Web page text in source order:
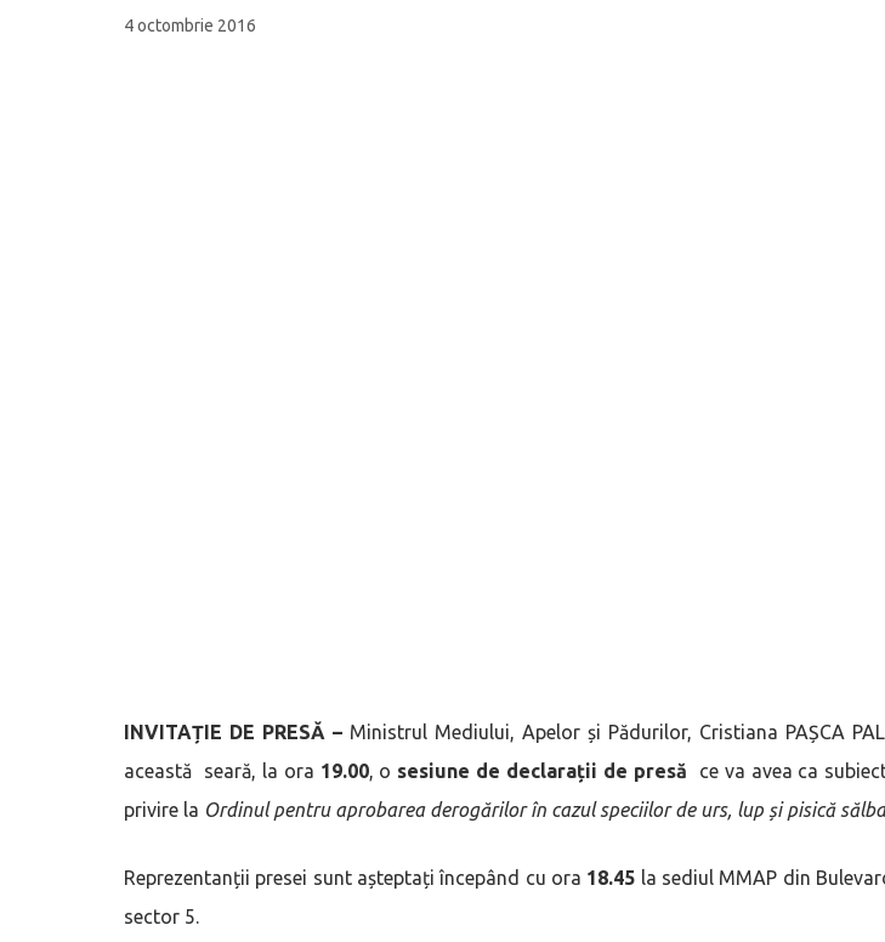
4 octombrie 2016
INVITAȚIE DE PRESĂ – Ministrul Mediului, Apelor și Pădurilor, Cristiana PAȘCA
această seară, la ora 19.00, o sesiune de declarații de presă ce va avea ca
privire la Ordinul pentru aprobarea derogărilor în cazul speciilor de urs, lup și pisică
Reprezentanții presei sunt așteptați începând cu ora 18.45 la sediul MMAP din
sector 5.